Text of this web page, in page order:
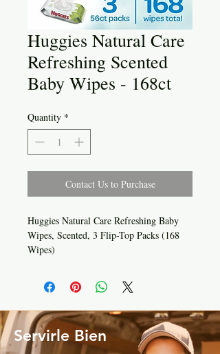
Huggies Natural Care
Refreshing Scented
Baby Wipes - 168ct
Quantity *
Contact Us to Purchase
Huggies Natural Care Refreshing Baby
Wipes, Scented, 3 Flip-Top Packs (168
Wipes)
Servirle Bien